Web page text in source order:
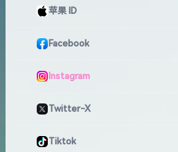
苹果 ID
Facebook
Instagram
Twitter-X
Tiktok